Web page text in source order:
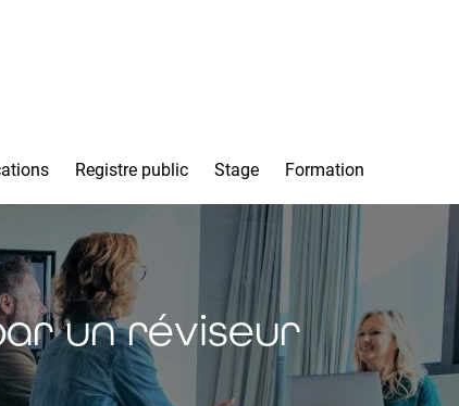
Registre public Stage Formation
un réviseur